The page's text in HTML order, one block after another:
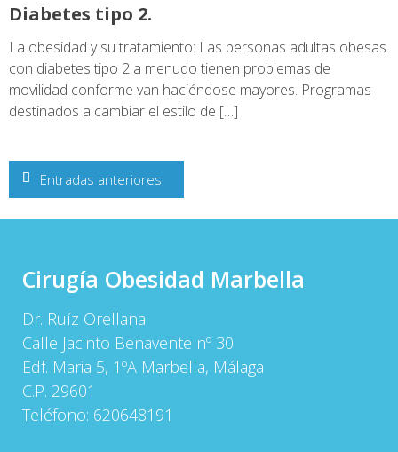
Diabetes tipo 2.
La obesidad y su tratamiento: Las personas adultas obesas
con diabetes tipo 2 a menudo tienen problemas de
movilidad conforme van haciéndose mayores. Programas
destinados a cambiar el estilo de […]
Navegación
de
entradas
Entradas anteriores
Cirugía Obesidad Marbella
Dr. Ruíz Orellana
Calle Jacinto Benavente nº 30
Edf. Maria 5, 1ºA Marbella, Málaga
C.P. 29601
Teléfono: 620648191